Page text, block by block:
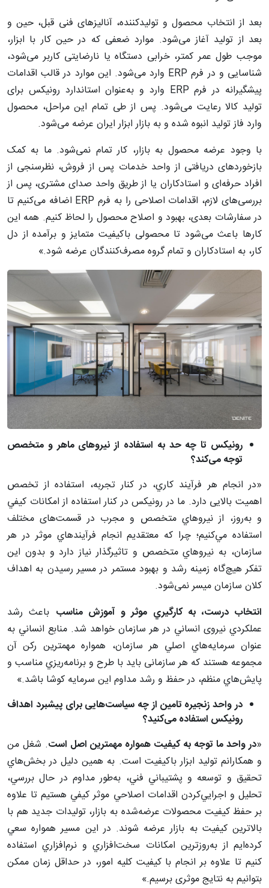
بعد از انتخاب محصول و تولیدکننده، آنالیزهای فنی قبل، حین و
بعد از تولید آغاز می‌شود. موارد ضعفی که در حین کار با ابزار،
موجب طول عمر کمتر، خرابی دستگاه یا نارضایتی کاربر می‌شود،
شناسایی و در فرم ERP وارد می‌شود. این موارد در قالب اقدامات
پیشگیرانه در فرم ERP وارد و به‌عنوان استاندارد رونیکس برای
تولید کالا رعایت می‌شود. پس از طی تمام این مراحل، محصول
وارد فاز تولید انبوه شده و به بازار ابزار ایران عرضه می‌شود.
با وجود عرضه محصول به بازار، کار تمام نمی‌شود. ما به کمک
بازخوردهای دریافتی از واحد خدمات پس از فروش، نظرسنجی از
افراد حرفه‌ای و استادکاران یا از طریق واحد صدای مشتری، پس از
بررسی‌های لازم، اقدامات اصلاحی را به فرم ERP اضافه می‌کنیم تا
در سفارشات بعدی، بهبود و اصلاح محصول را لحاظ کنیم. همه این
کارها باعث می‌شود تا محصولی باکیفیت متمایز و برآمده از دل
کار، به استادکاران و تمام گروه مصرف‌کنندگان عرضه شود.»
رونیکس تا چه حد به استفاده از نیروهای ماهر و متخصص
توجه می‌کند؟
«در انجام هر فرآيند كاري، در كنار تجربه، استفاده از تخصص
اهمیت بالایی دارد. ما در رونيكس در كنار استفاده از امكانات كيفي
و به‌روز، از نيروهاي متخصص و مجرب در قسمت‌های مختلف
استفاده مي‌كنيم؛ چرا كه معتقديم انجام فرآيندهاي موثر در هر
سازمان، به نيروهاي متخصص و تاثيرگذار نياز دارد و بدون اين
تفكر هيچ‌گاه زمينه رشد و بهبود مستمر در مسير رسيدن به اهداف
كلان سازمان ميسر نمی‌شود.
انتخاب درست، به كارگيري موثر و آموزش مناسب باعث رشد
عملكردي نیروی انساني در هر سازمان خواهد شد. منابع انساني به
عنوان سرمايه‌هاي اصلي هر سازمان، همواره مهمترين ركن آن
مجموعه‌ هستند که هر سازمانی بايد با طرح و برنامه‌ريزي مناسب و
پايش‌هاي منظم، در حفظ و رشد مداوم اين سرمايه كوشا باشد.»
در واحد زنجیره تامین از چه سیاست‌هایی برای پیشبرد اهداف
رونیکس استفاده می‌کنید؟
«در واحد ما توجه به كيفيت همواره مهمترين اصل است. شغل من
و همکارانم تولید ابزار باکیفیت است. به همین دلیل در بخش‌هاي
تحقيق و توسعه و پشتيباني فني، به‌طور مداوم در حال بررسي،
تحليل و اجرايي‌كردن اقدامات اصلاحي موثر كيفي هستيم تا علاوه
بر حفظ كيفيت محصولات عرضه‌شده به بازار، تولیدات جدید هم با
بالاترین کیفیت به بازار عرضه شوند. در اين مسير همواره سعي
كرده‌ايم از به‌روزترين امكانات سخت‌افزاري و نرم‌افزاري استفاده
كنيم تا علاوه بر انجام با كيفيت کلیه امور، در حداقل زمان ممکن
بتوانیم به نتايج موثری برسيم.»